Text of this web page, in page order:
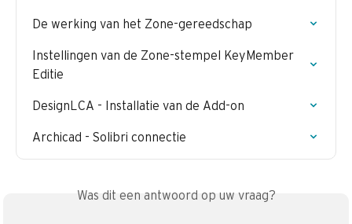
De werking van het Zone-gereedschap
Instellingen van de Zone-stempel KeyMember
Editie
DesignLCA - Installatie van de Add-on
Archicad - Solibri connectie
Was dit een antwoord op uw vraag?